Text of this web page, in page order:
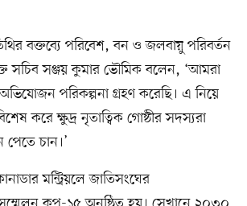
বক্তব্যে পরিবেশ, বন ও জলবায়ু পরিবর্তন
সচিব সঞ্জয় কুমার ভৌমিক বলেন, ‘‌আমরা
অভিযোজন পরিকল্পনা গ্রহণ করেছি। এ নিয়ে
করে ক্ষুদ্র নৃতাত্বিক গোষ্ঠীর সদস্যরা
পেতে চান।’
মন্ট্রিয়লে জাতিসংঘের